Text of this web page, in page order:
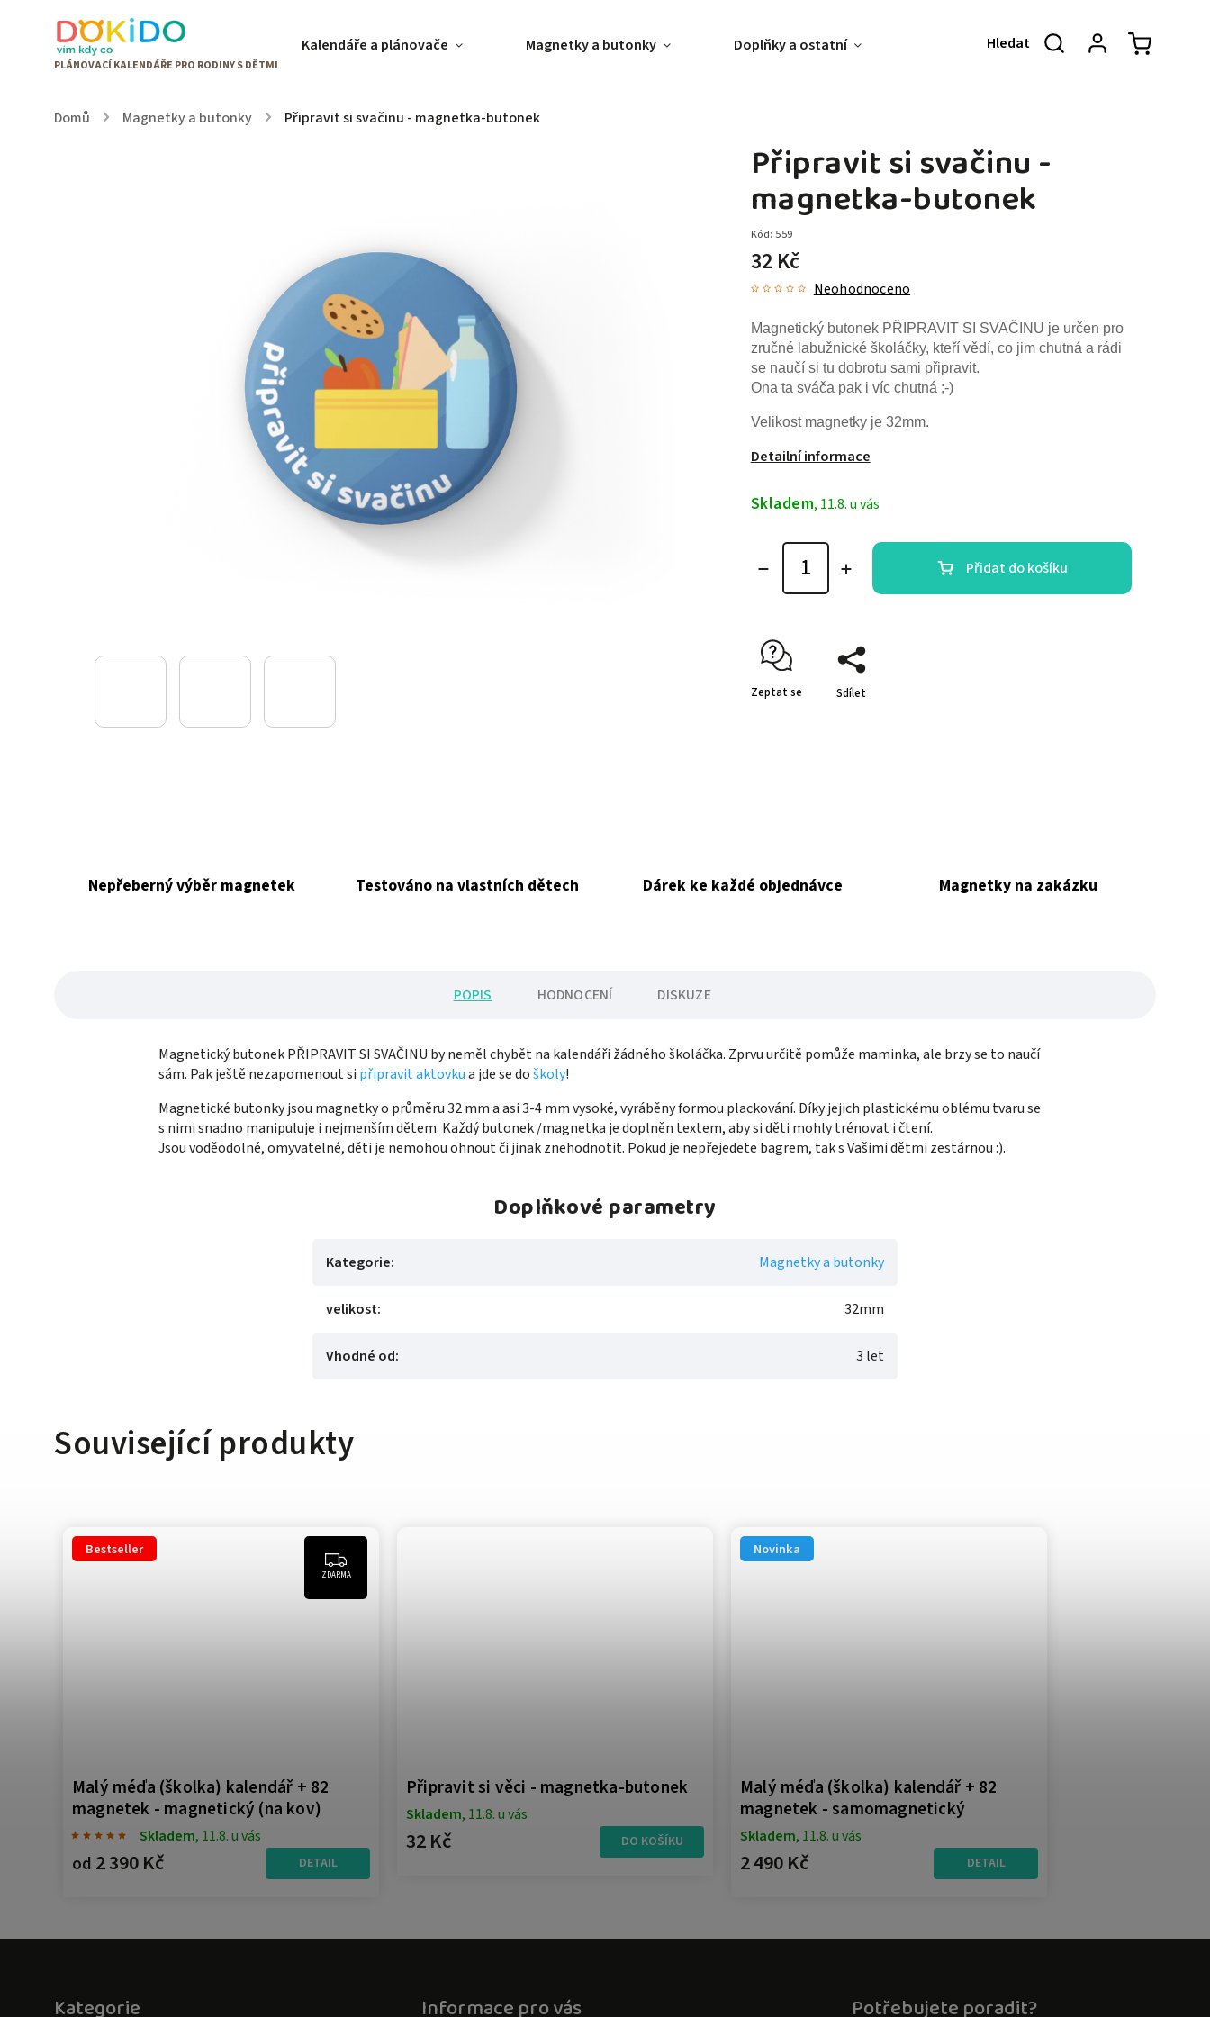
Kalendáře a plánovače Magnetky a butonky Doplňky a ostatní Akce & Slevy O NÁS
Domů / Magnetky a butonky / Připravit si svačinu - magnetka-butonek
Připravit si svačinu -
magnetka-butonek
Kód: 559
32 Kč
Neohodnoceno
Magnetický butonek PŘIPRAVIT SI SVAČINU je určen pro
zručné labužnické školáčky, kteří vědí, co jim chutná a rádi
se naučí si tu dobrotu sami připravit.
Ona ta sváča pak i víc chutná ;-)
Velikost magnetky je 32mm.
Detailní informace
Skladem, 11.8. u vás
Přidat do košíku
Zeptat se Sdílet
Nepřeberný výběr magnetek Testováno na vlastních dětech Dárek ke každé objednávce Magnetky na zakázku
POPIS HODNOCENÍ DISKUZE
Magnetický butonek PŘIPRAVIT SI SVAČINU by neměl chybět na kalendáři žádného školáčka. Zprvu určitě pomůže maminka, ale brzy se to naučí
sám. Pak ještě nezapomenout si připravit aktovkua jde se doškoly!
Magnetické butonky jsou magnetky o průměru 32 mm a asi 3-4 mm vysoké, vyráběny formou plackování. Díky jejich plastickému oblému tvaru se
s nimi snadno manipuluje i nejmenším dětem. Každý butonek /magnetka je doplněn textem, aby si děti mohly trénovat i čtení.
Jsou voděodolné, omyvatelné, děti je nemohou ohnout či jinak znehodnotit. Pokud je nepřejedete bagrem, tak s Vašimi dětmi zestárnou :).
Doplňkové parametry
Kategorie: Magnetky a butonky
velikost: 32mm
Vhodné od: 3 let
Související produkty
Bestseller
ZDARMA
Malý méďa (školka) kalendář + 82
magnetek - magnetický (na kov)
Skladem, 11.8. u vás
od 2 390 Kč DETAIL
Připravit si věci - magnetka-butonek
Skladem, 11.8. u vás
32 Kč DO KOŠÍKU
Novinka
Malý méďa (školka) kalendář + 82
magnetek - samomagnetický
Skladem, 11.8. u vás
2 490 Kč DETAIL
Kategorie Informace pro vás Potřebujete poradit?